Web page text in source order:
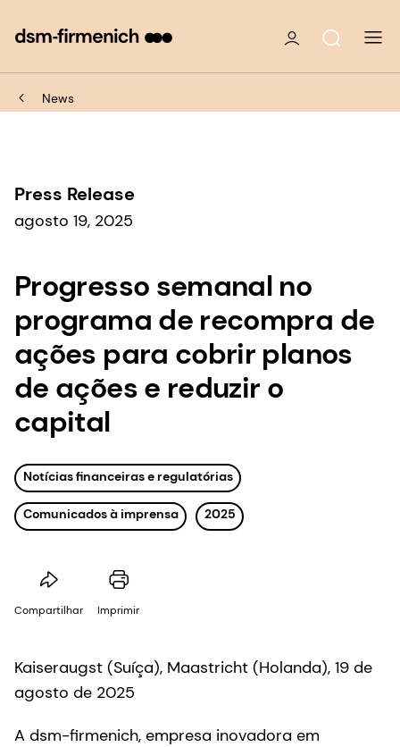
News
Press Release
agosto 19, 2025
Progresso semanal no
programa de recompra de
ações para cobrir planos
de ações e reduzir o
capital
Notícias financeiras e regulatórias
Comunicados à imprensa 2025
Compartilhar Imprimir
Kaiseraugst (Suíça), Maastricht (Holanda), 19 de
agosto de 2025
A dsm-firmenich, empresa inovadora em